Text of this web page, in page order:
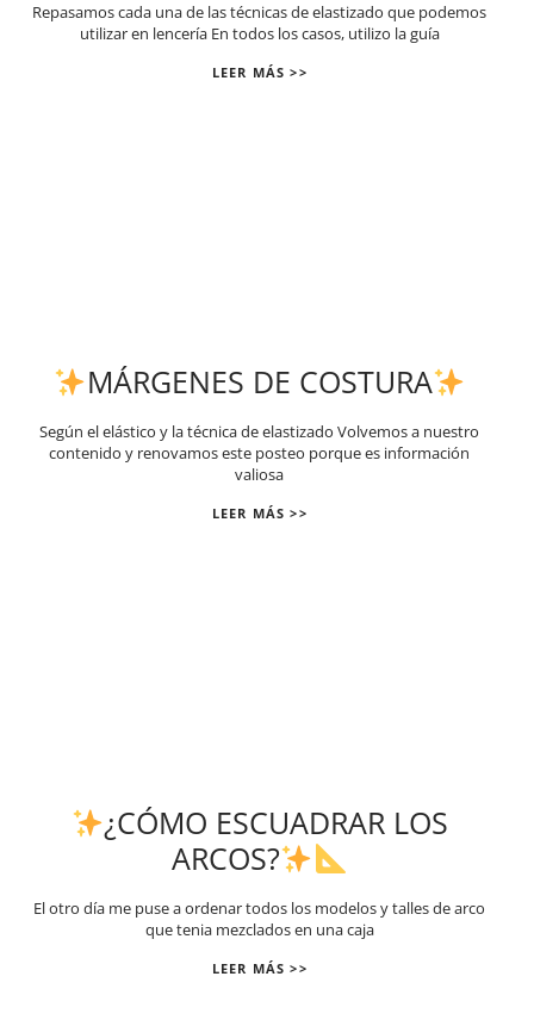
Repasamos cada una de las técnicas de elastizado que podemos
utilizar en lencería En todos los casos, utilizo la guía
LEER MÁS >>
MÁRGENES DE COSTURA
Según el elástico y la técnica de elastizado Volvemos a nuestro
contenido y renovamos este posteo porque es información
valiosa
LEER MÁS >>
¿CÓMO ESCUADRAR LOS
ARCOS?
El otro día me puse a ordenar todos los modelos y talles de arco
que tenia mezclados en una caja
LEER MÁS >>